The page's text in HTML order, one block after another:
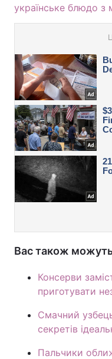
українське блюдо з
Вас також можуть
Консерви
приготувати
Смачний
секретів
Пальчики